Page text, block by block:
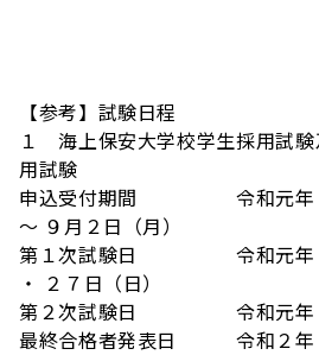
【参考】試験日程
１ 海上保安大学校学生採用試
用試験
申込受付期間 令和元年 ８
～ ９月２日（月）
第１次試験日 令和元年１
・ ２７日（日）
第２次試験日 令和元年１
最終合格者発表日 令和２年